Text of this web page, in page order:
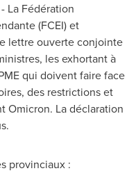
La Fédération
(FCEI) et
lettre ouverte conjointe
les exhortant à
qui doivent faire face
des restrictions et
Omicron. La déclaration
provinciaux :